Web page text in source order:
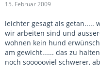
15. Februar 2009
leichter gesagt als getan.....
wir arbeiten sind und
wohnen kein hund
am gewicht...... das zu
noch soooooviel schwerer,